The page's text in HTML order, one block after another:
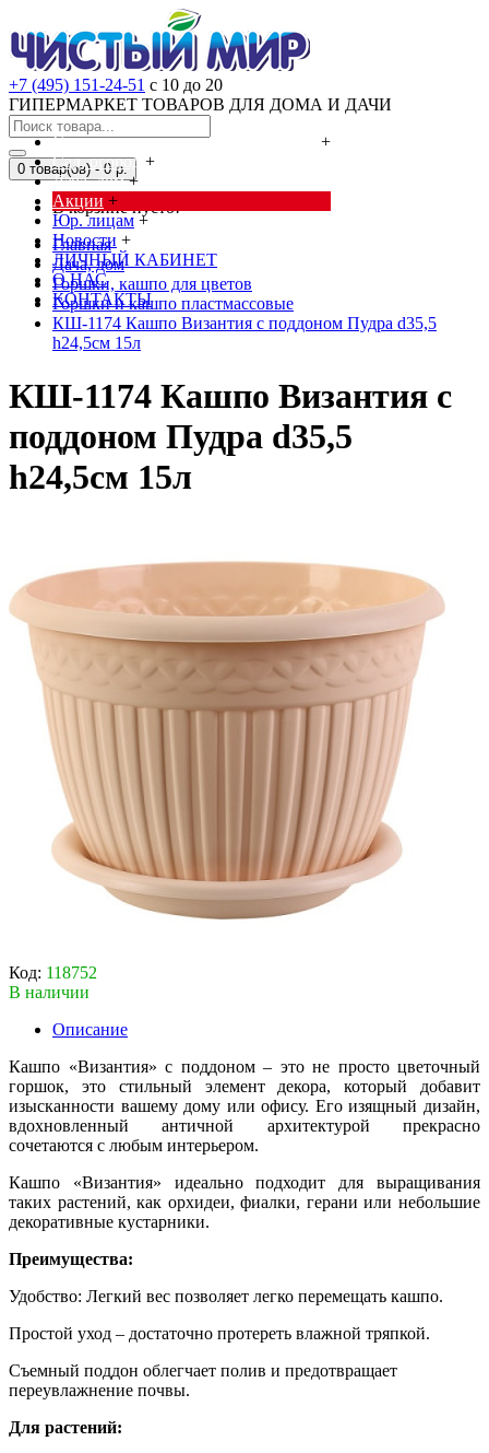
+7 (495) 151-24-51 с 10 до 20
ГИПЕРМАРКЕТ ТОВАРОВ ДЛЯ ДОМА И ДАЧИ
Cредства от насекомых и грызунов
+
Сад, огород +
Дача, дом +
Акции +
Юр. лицам +
Новости +
ЛИЧНЫЙ КАБИНЕТ
О НАС
КОНТАКТЫ
0 товар(ов) - 0 р.
В корзине пусто!
Главная
Дача, дом
Горшки, кашпо для цветов
Горшки и кашпо пластмассовые
КШ-1174 Кашпо Византия с поддоном Пудра d35,5
h24,5см 15л
КШ-1174 Кашпо Византия с
поддоном Пудра d35,5
h24,5см 15л
Код: 118752
В наличии
Описание
Кашпо «Византия» с поддоном – это не просто цветочный
горшок, это стильный элемент декора, который добавит
изысканности вашему дому или офису. Его изящный дизайн,
вдохновленный античной архитектурой прекрасно
сочетаются с любым интерьером.
Кашпо «Византия» идеально подходит для выращивания
таких растений, как орхидеи, фиалки, герани или небольшие
декоративные кустарники.
Преимущества:
Удобство: Легкий вес позволяет легко перемещать кашпо.
Простой уход – достаточно протереть влажной тряпкой.
Съемный поддон облегчает полив и предотвращает
переувлажнение почвы.
Для растений: